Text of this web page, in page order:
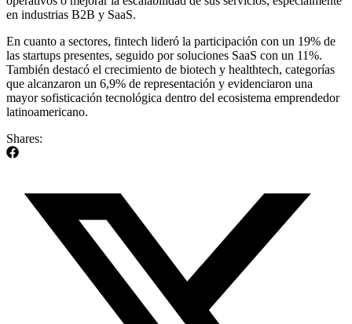
en industrias B2B y SaaS.
En cuanto a sectores, fintech lideró la participación con un 19% de
las startups presentes, seguido por soluciones SaaS con un 11%.
También destacó el crecimiento de biotech y healthtech, categorías
que alcanzaron un 6,9% de representación y evidenciaron una
mayor sofisticación tecnológica dentro del ecosistema emprendedor
latinoamericano.
Shares: